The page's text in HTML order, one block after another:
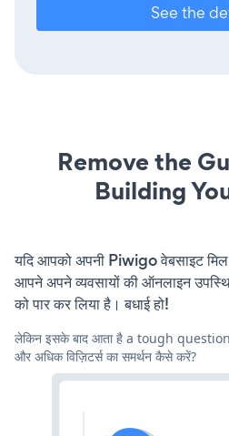
See the
Remove the
Building
यदि आपको अपनी Piwigo वेबसाइट
आपने अपने व्यवसायों की ऑनलाइन
को पार कर लिया है। बधाई हो!
लेकिन इसके बाद आता है a tough
और अधिक विज़िटर्स का समर्थन कैसे करें?